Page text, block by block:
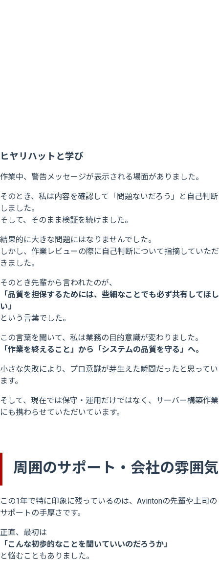
ヒヤリハットと学び
作業中、警告メッセージが表示される場面がありました。
そのとき、私は内容を確認して「問題ないだろう」と自己判断
しました。
そして、そのまま検証を続けました。
結果的に大きな問題にはなりませんでした。
しかし、 作業レビューの際に自己判断について指摘していただ
きました。
そのとき先輩から言われたのが、
「品質を担保するためには、些細なことでも必ず共有してほし
い」
という言葉でした。
この言葉を聞いて、私は業務の目的意識が変わりました。
「作業を終えること」から「システムの品質を守る」へ。
小さな失敗により、プロ意識が芽生えた瞬間だったと思ってい
ます。
そして、現在では保守・運用だけではなく、サーバー構築作業
にも携わらせていただいています。
周囲のサポート・会社の雰囲気
この1年で特に印象に残っているのは、Avintonの先輩や上司の
サポートの手厚さです。
正直、最初は
「こんな初歩的なことを聞いていいのだろうか」
と悩むこともありました。